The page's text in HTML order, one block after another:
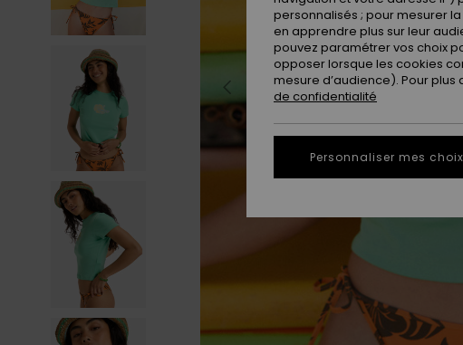
personnalisés ; pour mesurer
en apprendre plus sur leur
pouvez paramétrer vos choix
opposer lorsque les cookies
mesure d’audience). Pour
de confidentialité
Personnaliser mes choix